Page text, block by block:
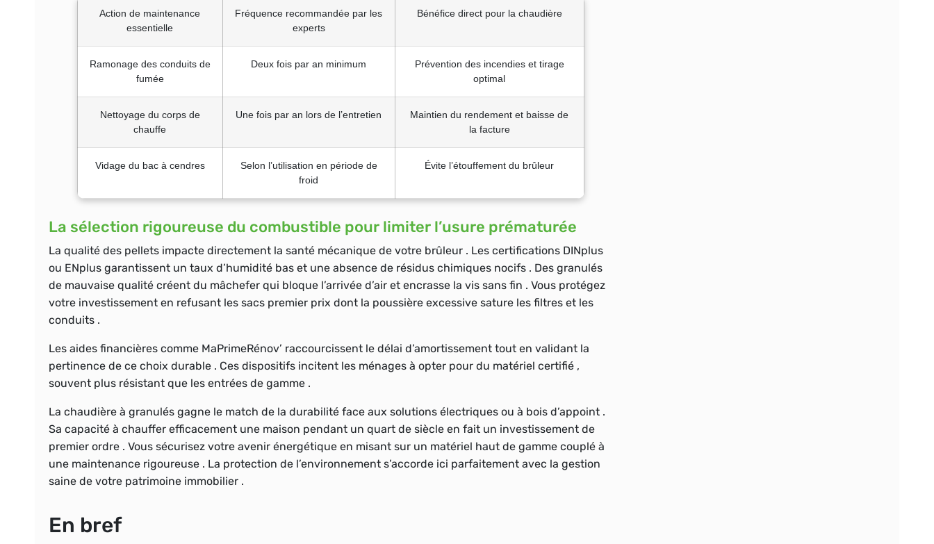
Action de maintenance
essentielle
Fréquence recommandée par les
experts
Bénéfice direct pour la chaudière
Ramonage des conduits de
fumée
Deux fois par an minimum
Prévention des incendies et tirage
optimal
Nettoyage du corps de
chauffe
Une fois par an lors de l’entretien
Maintien du rendement et baisse de
la facture
Vidage du bac à cendres
Selon l’utilisation en période de
froid
Évite l’étouffement du brûleur
La sélection rigoureuse du combustible pour limiter l’usure prématurée
La qualité des pellets impacte directement la santé mécanique de votre brûleur . Les certifications DINplus
ou ENplus garantissent un taux d’humidité bas et une absence de résidus chimiques nocifs . Des granulés
de mauvaise qualité créent du mâchefer qui bloque l’arrivée d’air et encrasse la vis sans fin . Vous protégez
votre investissement en refusant les sacs premier prix dont la poussière excessive sature les filtres et les
conduits .
Les aides financières comme MaPrimeRénov’ raccourcissent le délai d’amortissement tout en validant la
pertinence de ce choix durable . Ces dispositifs incitent les ménages à opter pour du matériel certifié ,
souvent plus résistant que les entrées de gamme .
La chaudière à granulés gagne le match de la durabilité face aux solutions électriques ou à bois d’appoint .
Sa capacité à chauffer efficacement une maison pendant un quart de siècle en fait un investissement de
premier ordre . Vous sécurisez votre avenir énergétique en misant sur un matériel haut de gamme couplé à
une maintenance rigoureuse . La protection de l’environnement s’accorde ici parfaitement avec la gestion
saine de votre patrimoine immobilier .
En bref